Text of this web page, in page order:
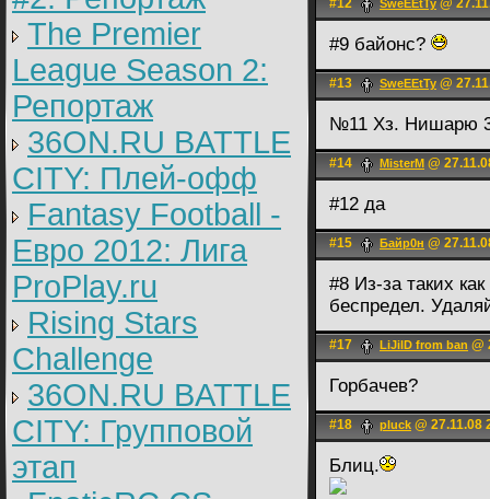
The Premier
League Season 2:
Репортаж
36ON.RU BATTLE
CITY: Плей-офф
Fantasy Football -
Евро 2012: Лига
ProPlay.ru
Rising Stars
Challenge
36ON.RU BATTLE
CITY: Групповой
этап
#12 SweEEtTy @
#9 байонс?
#13 SweEEtTy @
№11 Хз. Нишарю
#14 MisterM @
#12 да
#15 Байр0н @
#8 Из-за таких
беспредел.
#17 LiJilD from ban @
Горбачев?
#18 pluck @ 27.11.08
Блиц.